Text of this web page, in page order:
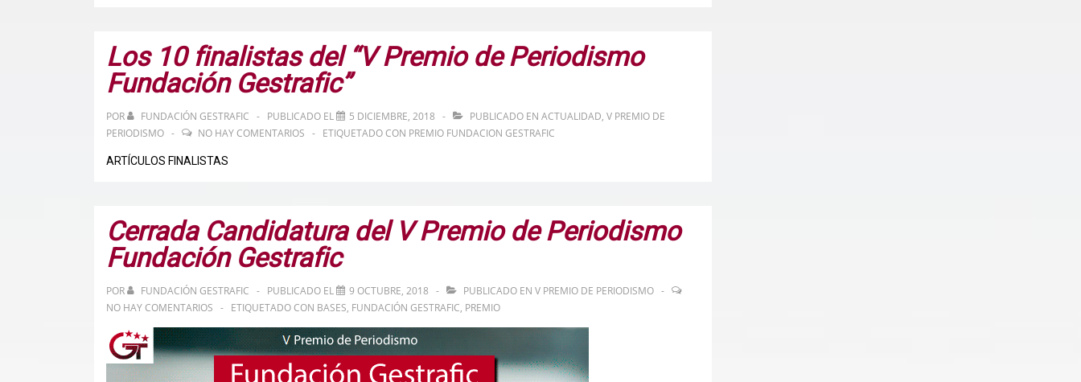
Fundación
Gestrafic”
Los 10 finalistas del “V Premio de Periodismo
Fundación Gestrafic”
POR FUNDACIÓN GESTRAFIC PUBLICADO EL 5 DICIEMBRE, 2018 PUBLICADO EN ACTUALIDAD, V PREMIO DE
PERIODISMO
NO HAY COMENTARIOS ETIQUETADO CON PREMIO FUNDACION GESTRAFIC
ARTÍCULOS FINALISTAS
Cerrada Candidatura del V Premio de Periodismo
Fundación Gestrafic
POR FUNDACIÓN GESTRAFIC PUBLICADO EL 9 OCTUBRE, 2018 PUBLICADO EN V PREMIO DE PERIODISMO
NO HAY COMENTARIOS
ETIQUETADO CON BASES, FUNDACIÓN GESTRAFIC, PREMIO